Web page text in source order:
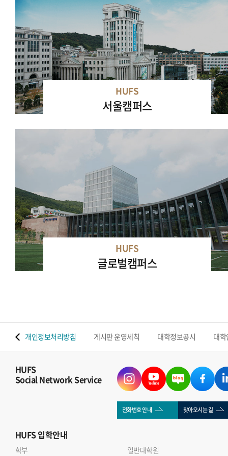
HUFS
서울캠퍼스
HUFS
글로벌캠퍼스
개인정보처리방침 게시판 운영세칙 대학정보공시 대
HUFS
Social Network Service
전화번호 안내 찾아오시는 길
HUFS입학안내
학부
일반대학원